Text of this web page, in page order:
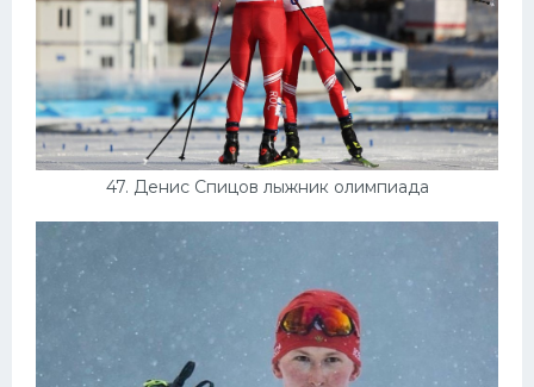
47. Денис Спицов лыжник олимпиада